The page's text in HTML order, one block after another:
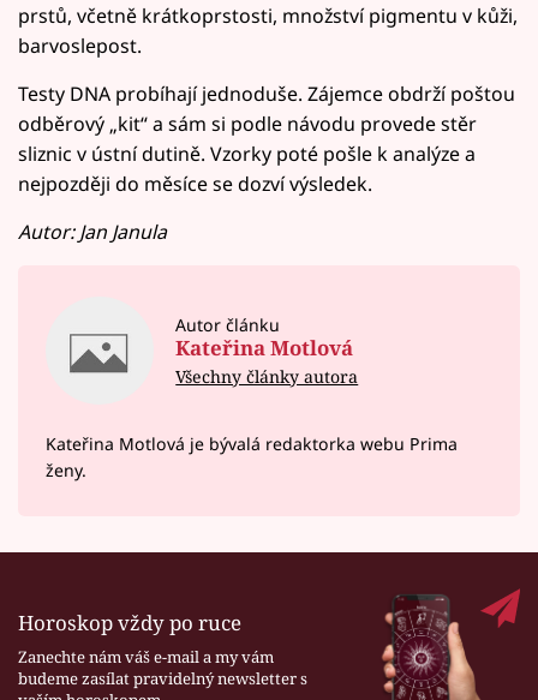
prstů, včetně krátkoprstosti, množství pigmentu v kůži,
barvoslepost.
Testy DNA probíhají jednoduše. Zájemce obdrží poštou
odběrový „kit“ a sám si podle návodu provede stěr
sliznic v ústní dutině. Vzorky poté pošle k analýze a
nejpozději do měsíce se dozví výsledek.
Autor: Jan Janula
Autor článku
Kateřina Motlová
Všechny články autora
Kateřina Motlová je bývalá redaktorka webu Prima
ženy.
Horoskop vždy po ruce
Zanechte nám váš e-mail a my vám
budeme zasílat pravidelný newsletter s